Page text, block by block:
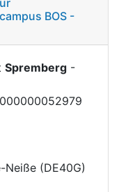
BOS -
Spremberg -
Neiße (DE40G)